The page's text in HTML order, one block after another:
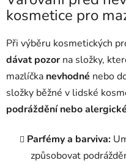
kosmetice pro
Při výběru kosmetických
dávat pozor na složky,
mazlíčka nevhodné nebo
složky běžné v lidské
podráždění nebo
Parfémy a barviva:
způsobovat